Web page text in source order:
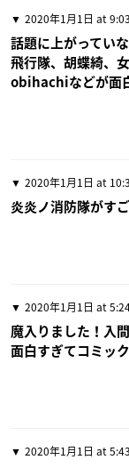
2020年1月1日 at
話題に上がってい
飛行隊、胡蝶綺、
obihachiなどが面
2020年1月1日 at
炎炎ノ消防隊がす
2020年1月1日 at
魔入りました！入
面白すぎてコミッ
2020年1月1日 at